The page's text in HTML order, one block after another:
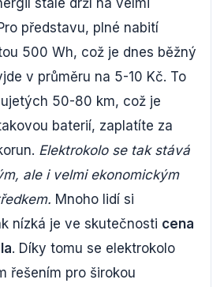
stále drží na velmi
představu, plné nabití
500 Wh, což je dnes běžný
v průměru na 5-10 Kč. To
50-80 km, což je
baterií, zaplatíte za
Elektrokolo se tak stává
ale i velmi ekonomickým
Mnoho lidí si
nízká je ve skutečnosti cena
. Díky tomu se elektrokolo
řešením pro širokou